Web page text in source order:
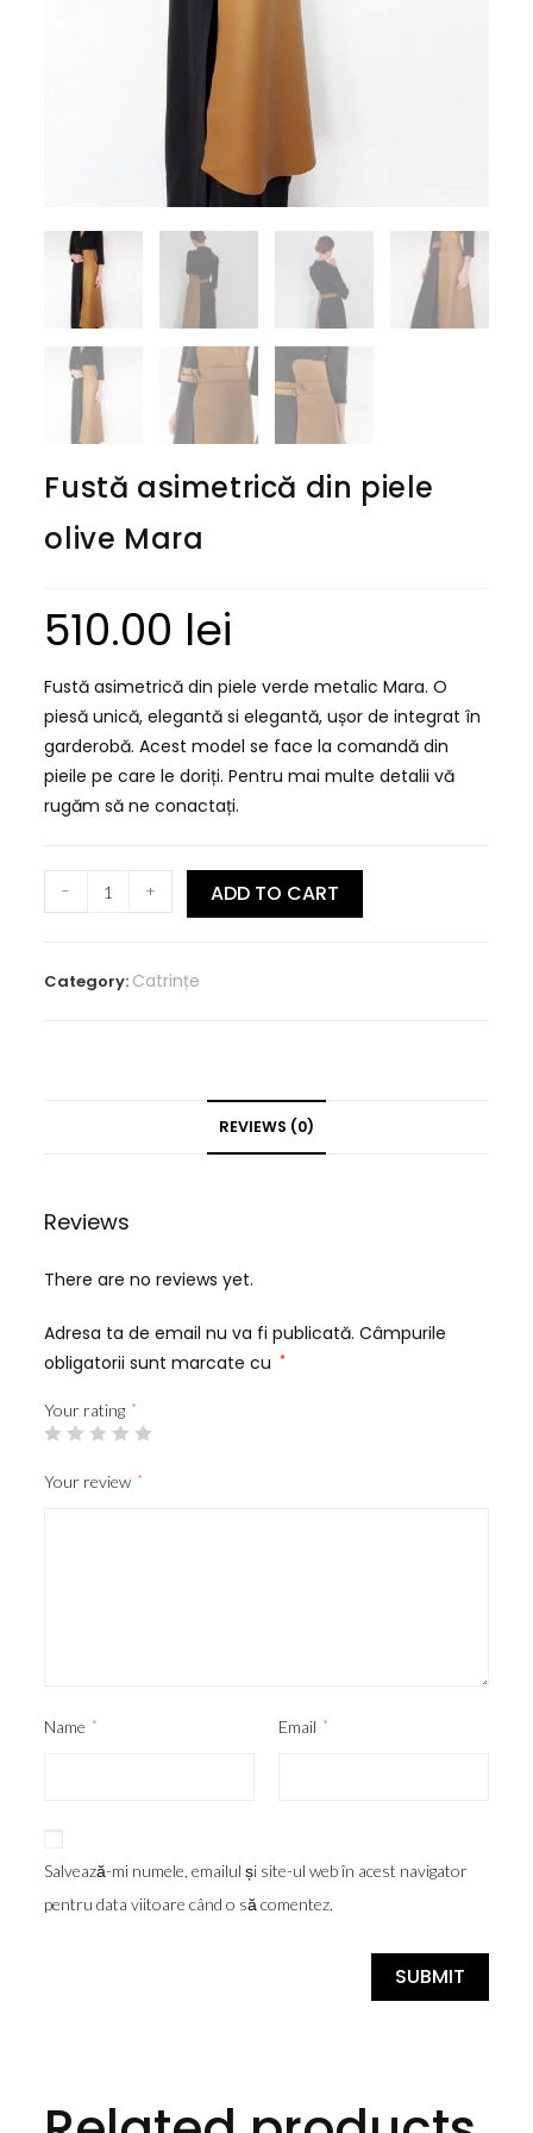
Fustă asimetrică din piele
olive Mara
510.00 lei
Fustă asimetrică din piele verde metalic Mara. O
piesă unică, elegantă si elegantă, ușor de integrat în
garderobă. Acest model se face la comandă din
pieile pe care le doriți. Pentru mai multe detalii vă
rugăm să ne conactați.
- + ADD TO CART
Category: Catrințe
REVIEWS (0)
Reviews
There are no reviews yet.
Adresa ta de email nu va fi publicată. Câmpurile
obligatorii sunt marcate cu *
Your rating *
Your review *
Name * Email *
Salvează-mi numele, emailul și site-ul web în acest navigator
pentru data viitoare când o să comentez.